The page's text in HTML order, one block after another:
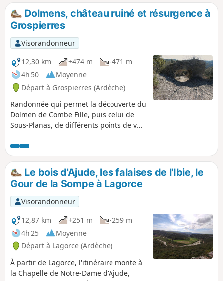
Dolmens, château ruiné et résurgence à
Grospierres
Visorandonneur
12,30 km
+474 m
-471 m
4h 50
Moyenne
Départ à Grospierres (Ardèche)
Randonnée qui permet la découverte du
Dolmen de Combe Fille, puis celui de
Sous-Planas, de différents points de vue
Monts de Lozère, d'une petite borie
dans un magnifique sous-bois de
chênes verts, de la Chapelle de Notre-
Dame des Songes, des ruines du
"Chastelas" et enfin de la Résurgence
de Font Vive.
Le bois d'Ajude, les falaises de l'Ibie, le
Gour de la Sompe à Lagorce
Visorandonneur
12,87 km
+251 m
-259 m
4h 25
Moyenne
Départ à Lagorce (Ardèche)
À partir de Lagorce, l'itinéraire monte à
la Chapelle de Notre-Dame d'Ajude,